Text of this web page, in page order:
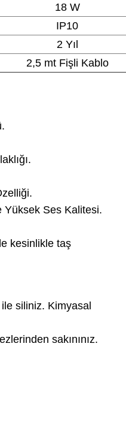
18 W
IP10
2 Yıl
2,5 mt Fişli Kablo
Yüksek Ses Kalitesi.
kesinlikle taş
ile siliniz. Kimyasal
sakınınız.